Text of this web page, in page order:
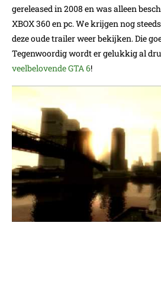
gereleased in 2008 en was alleen
XBOX 360 en pc. We krijgen nog
deze oude trailer weer bekijken. Die
Tegenwoordig wordt er gelukkig al
veelbelovende GTA 6!